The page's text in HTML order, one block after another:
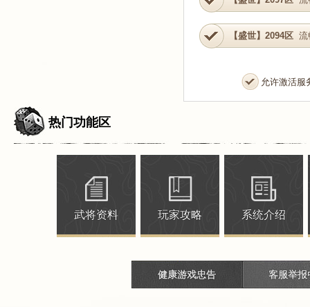
【盛世】2094区 流
允许激活服
热门功能区
武将资料 玩家攻略 系统介绍
健康游戏忠告 客服举报